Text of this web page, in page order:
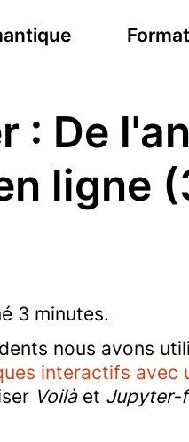
: De
ligne
3 minutes.
nous avons
interactifs avec
Voilàet Jupyter-